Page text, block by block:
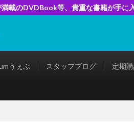
載のDVDBook等、貴重な書籍が手に
うぇぶ スタッフブログ 定期